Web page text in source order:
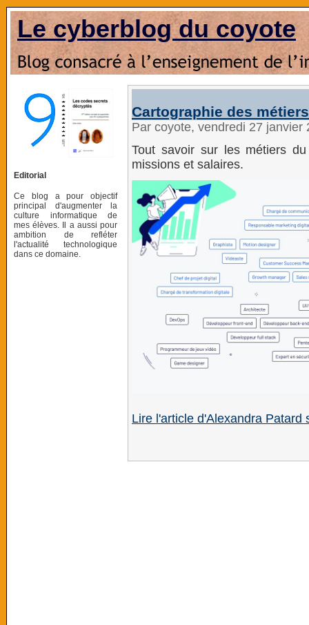
Le cyberblog du coyote
Editorial
Ce blog a pour objectif
principal d'augmenter la
culture informatique de
mes élèves. Il a aussi pour
ambition de refléter
l'actualité technologique
dans ce domaine.
Cartographie des
Par coyote, vendredi 27
Tout savoir sur les métiers
missions et salaires.
Lire l'article d'Alexandra Patard